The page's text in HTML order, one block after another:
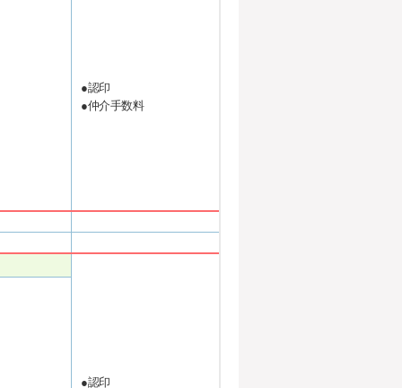
●認印
●仲介手数料
●認印